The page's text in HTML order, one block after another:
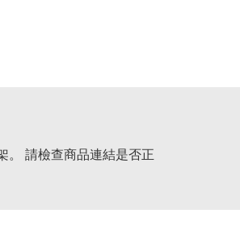
。 請檢查商品連結是否正